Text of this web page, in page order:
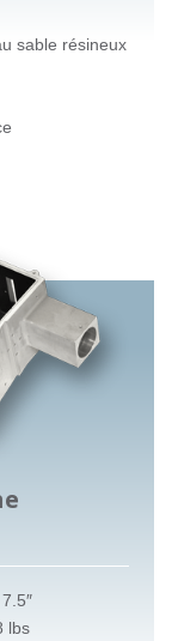
sable résineux
7.5″
lbs